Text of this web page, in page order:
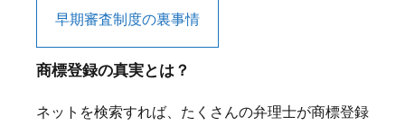
早期審査制度の裏事情
商標登録の真実とは？
ネットを検索すれば、たくさんの弁理士が商標登録